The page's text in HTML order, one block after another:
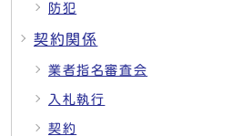
防犯
契約関係
業者指名審査会
入札執行
契約